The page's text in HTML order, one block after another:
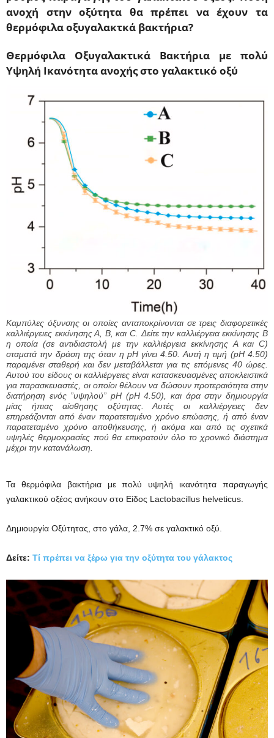
ανοχή στην οξύτητα θα πρέπει να έχουν τα
θερμόφιλα οξυγαλακτκά βακτήρια?
Θερμόφιλα Οξυγαλακτικά Βακτήρια με πολύ
Υψηλή Ικανότητα ανοχής στο γαλακτικό οξύ
Καμπύλες όξυνσης οι οποίες ανταποκρίνονται σε τρεις διαφορετικές
καλλιέργειες εκκίνησης Α, Β, και C. Δείτε την καλλιέργεια εκκίνησης B
η οποία (σε αντιδιαστολή με την καλλιέργεια εκκίνησης A και C)
σταματά την δράση της όταν η pH γίνει 4.50. Αυτή η τιμή (pH 4.50)
παραμένει σταθερή και δεν μεταβάλλεται για τις επόμενες 40 ώρες.
Αυτού του είδους οι καλλιέργειες είναι κατασκευασμένες αποκλειστικά
για παρασκευαστές, οι οποίοι θέλουν να δώσουν προτεραιότητα στην
διατήρηση ενός ”υψηλού” pH (pH 4.50), και άρα στην δημιουργία
μίας ήπιας αίσθησης οξύτητας. Αυτές οι καλλιέργειες δεν
επηρεάζονται από έναν παρατεταμένο χρόνο επώασης, ή από έναν
παρατεταμένο χρόνο αποθήκευσης, ή ακόμα και από τις σχετικά
υψηλές θερμοκρασίες πού θα επικρατούν όλο το χρονικό διάστημα
μέχρι την κατανάλωση.
Τα θερμόφιλα βακτήρια με πολύ υψηλή ικανότητα παραγωγής
γαλακτικού οξέος ανήκουν στο Είδος Lactobacillus helveticus.
Δημιουργία Οξύτητας, στο γάλα, 2.7% σε γαλακτικό οξύ.
Δείτε: Τί πρέπει να ξέρω για την οξύτητα του γάλακτος